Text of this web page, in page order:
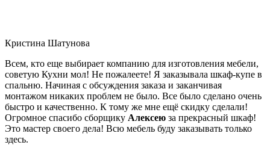
Кристина Шатунова
Всем, кто еще выбирает компанию для изготовления мебели,
советую Кухни мол! Не пожалеете! Я заказывала шкаф-купе в
спальню. Начиная с обсуждения заказа и заканчивая
монтажом никаких проблем не было. Все было сделано очень
быстро и качественно. К тому же мне ещё скидку сделали!
Огромное спасибо сборщику Алексею за прекрасный шкаф!
Это мастер своего дела! Всю мебель буду заказывать только
здесь.